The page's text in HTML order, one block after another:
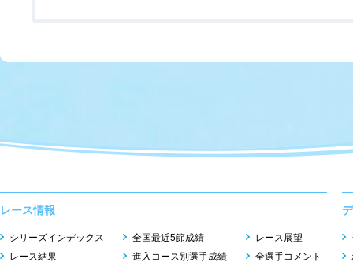
レース情報
シリーズインデックス
レース結果
全国最近5節成績
進入コース別選手成績
レース展望
全選手コメント